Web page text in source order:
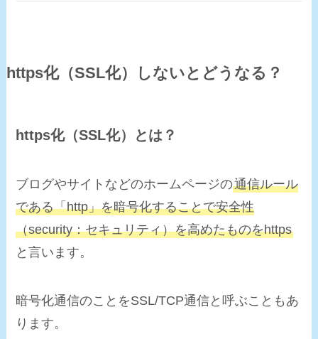
https化（SSL化）しないとどうなる？
https化（SSL化）とは？
ブログやサイトなどのホームページの通信ルール
である「http」を暗号化することで安全性
（security：セキュリティ）を高めたものをhttps
と言います。
暗号化通信のことをSSL/TCP通信と呼ぶこともあ
ります。